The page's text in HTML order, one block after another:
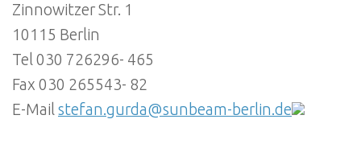
Zinnowitzer Str. 1
10115 Berlin
Tel 030 726296- 465
Fax 030 265543- 82
E-Mail stefan.gurda@sunbeam-berlin.de